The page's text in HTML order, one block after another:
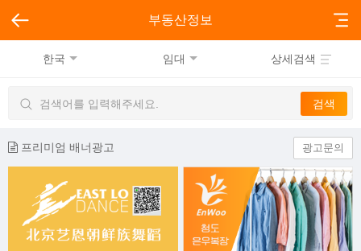
부동산정보
한국 임대 상세검색
프리미엄 배너광고 광고문의